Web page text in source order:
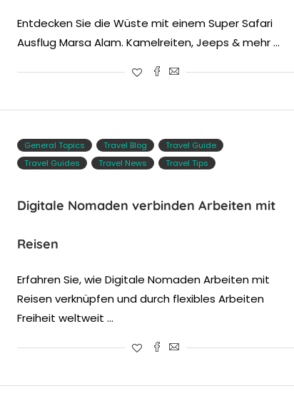
Entdecken Sie die Wüste mit einem Super Safari
Ausflug Marsa Alam. Kamelreiten, Jeeps & mehr …
General Topics Travel Blog
Travel Guide
Travel Guides
Travel News Travel Tips
Digitale Nomaden verbinden Arbeiten mit
Reisen
Erfahren Sie, wie Digitale Nomaden Arbeiten mit
Reisen verknüpfen und durch flexibles Arbeiten
Freiheit weltweit …